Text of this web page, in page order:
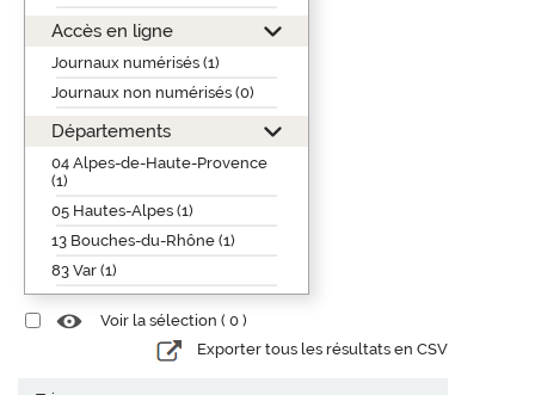
Accès en ligne
Journaux numérisés (1)
Journaux non numérisés (0)
Départements
04 Alpes-de-Haute-Provence
(1)
05 Hautes-Alpes (1)
13 Bouches-du-Rhône (1)
83 Var (1)
Voir la sélection ( 0 )
Exporter tous les résultats en CSV